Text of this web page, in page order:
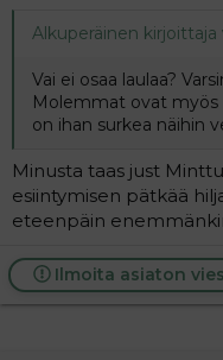
Alkuperäinen kirjoittaja
Vai ei osaa laulaa?
Molemmat ovat myös
on ihan surkea näihin
Minusta taas just
esiintymisen pätkää
eteenpäin
Ilmoita asiaton